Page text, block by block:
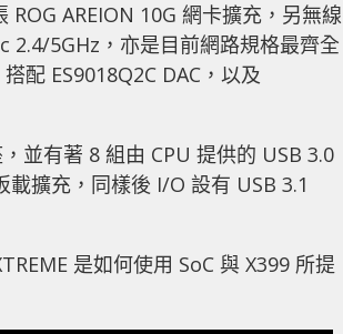
AREION 10G 網卡擴充，另無線
2.4/5GHz，亦是目前網路規格最齊全
配 ES9018Q2C DAC，以及
並有著 8 組由 CPU 提供的 USB 3.0
擴充，同樣後 I/O 設有 USB 3.1
是如何使用 SoC 與 X399 所提